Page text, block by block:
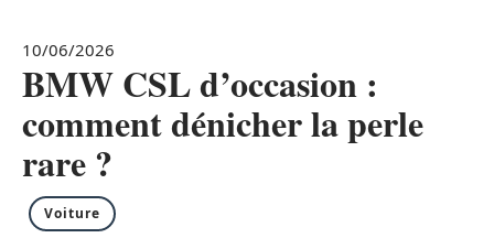
10/06/2026
BMW CSL d’occasion :
comment dénicher la perle
rare ?
Voiture